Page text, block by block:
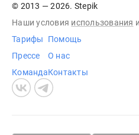
© 2013 — 2026. Stepik
Наши условия использования и
Тарифы
Прессе
Команда
Помощь
О нас
Контакты